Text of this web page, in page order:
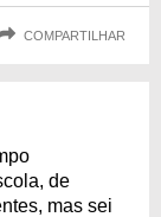
COMPARTILHAR
de
mas sei